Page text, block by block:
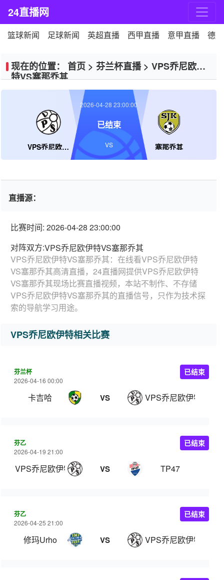
24直播网
篮球新闻 足球新闻 英超直播 西甲直播 意甲直播 德
现在的位置： 首页 > 芬兰杯直播> VPS乔尼欧伊
特VS塞那乔其
VPS乔尼欧伊特 塞那乔其
2026-04-28 23:00:00
已结束
VS
直播源：
比赛时间: 2026-04-28 23:00:00
对阵双方:VPS乔尼欧伊特VS塞那乔其
VPS乔尼欧伊特VS塞那乔其：在线看VPS乔尼欧伊特
VS塞那乔其高清直播，24直播网提供VPS乔尼欧伊特
VS塞那乔其现场比赛直播视频，本站不制作、不存储
VPS乔尼欧伊特VS塞那乔其的直播信号，只作为技术探
索的导航学习用途。
VPS乔尼欧伊特相关比赛
芬兰杯
2026-04-16 00:00
卡吉哈 VS VPS乔尼欧伊特
已结束
芬乙
2026-04-19 21:00
VPS乔尼欧伊特 VS TP47
已结束
芬乙
2026-04-25 21:00
修玛Urho VS VPS乔尼欧伊特
已结束